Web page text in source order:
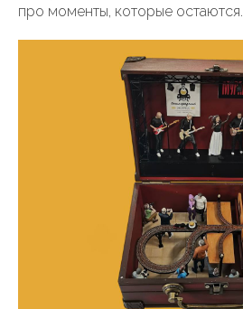
про моменты, которые остаются.